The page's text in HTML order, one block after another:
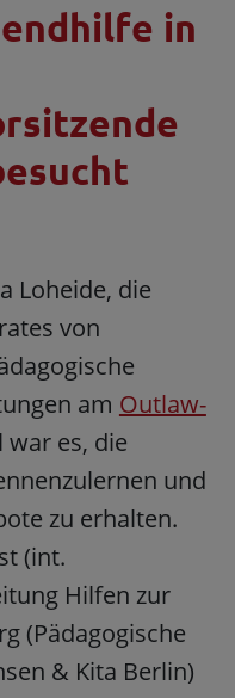
in
Loheide, die
von
am Outlaw-
war es, die
und
zu erhalten.
(int.
Hilfen zur
(Pädagogische
& Kita Berlin)